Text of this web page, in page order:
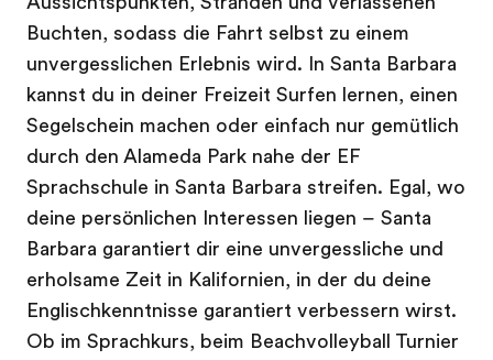
Buchten, sodass die Fahrt selbst zu einem
unvergesslichen Erlebnis wird. In Santa Barbara
kannst du in deiner Freizeit Surfen lernen, einen
Segelschein machen oder einfach nur gemütlich
durch den Alameda Park nahe der EF
Sprachschule in Santa Barbara streifen. Egal, wo
deine persönlichen Interessen liegen – Santa
Barbara garantiert dir eine unvergessliche und
erholsame Zeit in Kalifornien, in der du deine
Englischkenntnisse garantiert verbessern wirst.
Ob im Sprachkurs, beim Beachvolleyball Turnier